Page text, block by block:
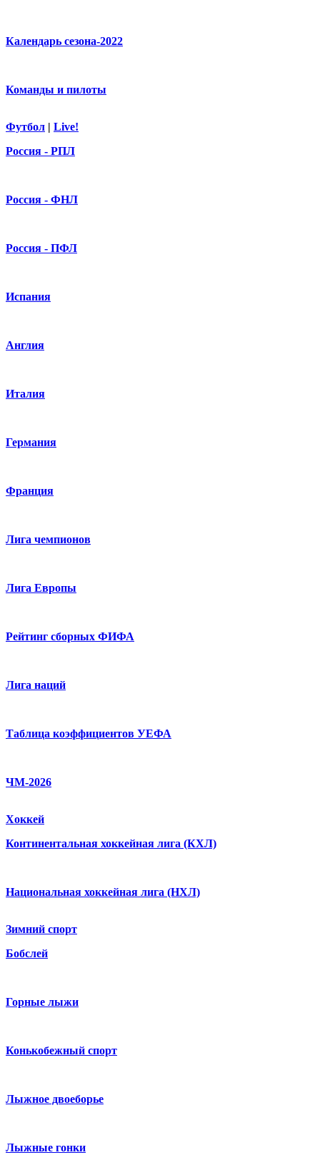
Календарь сезона-2022
Команды и пилоты
Футбол | Live!
Россия - РПЛ
Россия - ФНЛ
Россия - ПФЛ
Испания
Англия
Италия
Германия
Франция
Лига чемпионов
Лига Европы
Рейтинг сборных ФИФА
Лига наций
Таблица коэффициентов УЕФА
ЧМ-2026
Хоккей
Континентальная хоккейная лига (КХЛ)
Национальная хоккейная лига (НХЛ)
Зимний спорт
Бобслей
Горные лыжи
Конькобежный спорт
Лыжное двоеборье
Лыжные гонки